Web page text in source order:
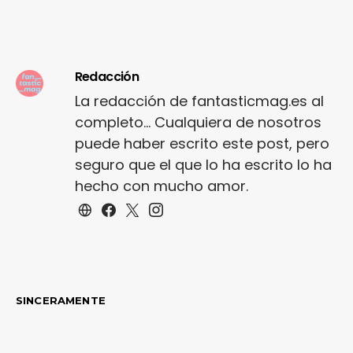
Redacción
La redacción de fantasticmag.es al
completo... Cualquiera de nosotros
puede haber escrito este post, pero
seguro que el que lo ha escrito lo ha
hecho con mucho amor.
SINCERAMENTE